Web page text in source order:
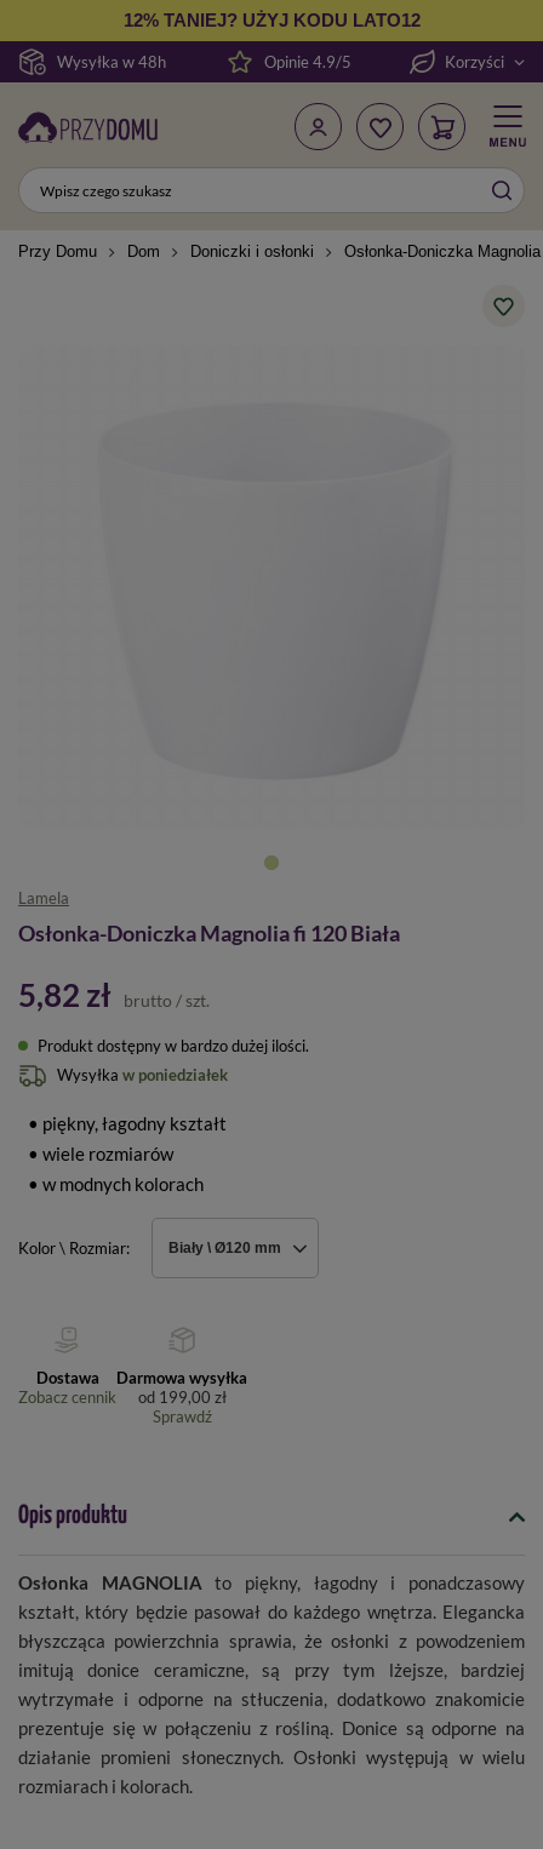
Wysyłka w 48h
12% TANIEJ? UŻYJ KODU LATO12
Opinie 4.9/5 Korzyści
Przy Domu Dom Doniczki i osłonki Osłonka-Doniczka
Lamela
Osłonka-Doniczka Magnolia fi 120 Biała
5,82 zł brutto / szt.
Produkt dostępny w bardzo dużej ilości
Wysyłka w poniedziałek
• piękny, łagodny kształt
• wiele rozmiarów
• w modnych kolorach
Kolor \ Rozmiar Biały \ Ø120 mm
Dostawa
Zobacz cennik
Darmowa wysyłka
od 199,00 zł
Sprawdź
Opis produktu
Osłonka MAGNOLIA to piękny, łagodny i ponadczasowy
kształt, który będzie pasował do każdego wnętrza. Elegancka
błyszcząca powierzchnia sprawia, że osłonki z powodzeniem
imitują donice ceramiczne, są przy tym lżejsze, bardziej
wytrzymałe i odporne na stłuczenia, dodatkowo znakomicie
prezentuje się w połączeniu z rośliną. Donice są odporne na
działanie promieni słonecznych. Osłonki występują w wielu
rozmiarach i kolorach.